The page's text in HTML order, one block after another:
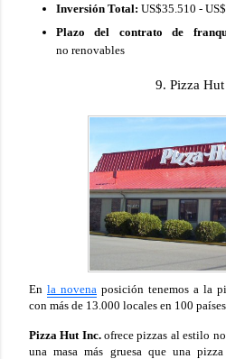
Inversión Total: US$35.510 -
Plazo del contrato de
no renovables
9. Pizza
En la novena posición tenemos a la
con más de 13.000 locales en 100 países.
Pizza Hut Inc.ofrece pizzas al estilo
una masa más gruesa que una